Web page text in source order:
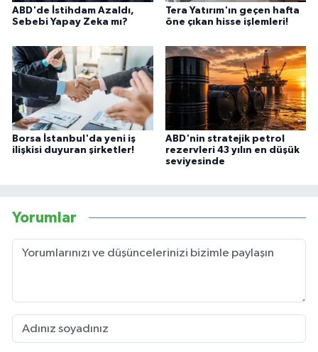
ABD'de İstihdam Azaldı,
Sebebi Yapay Zeka mı?
Tera Yatırım'ın geçen hafta
öne çıkan hisse işlemleri!
Borsa İstanbul'da yeni iş
ilişkisi duyuran şirketler!
ABD'nin stratejik petrol
rezervleri 43 yılın en düşük
seviyesinde
Yorumlar